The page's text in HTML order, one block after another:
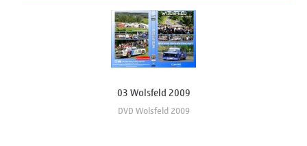
03 Wolsfeld 2009
DVD Wolsfeld 2009